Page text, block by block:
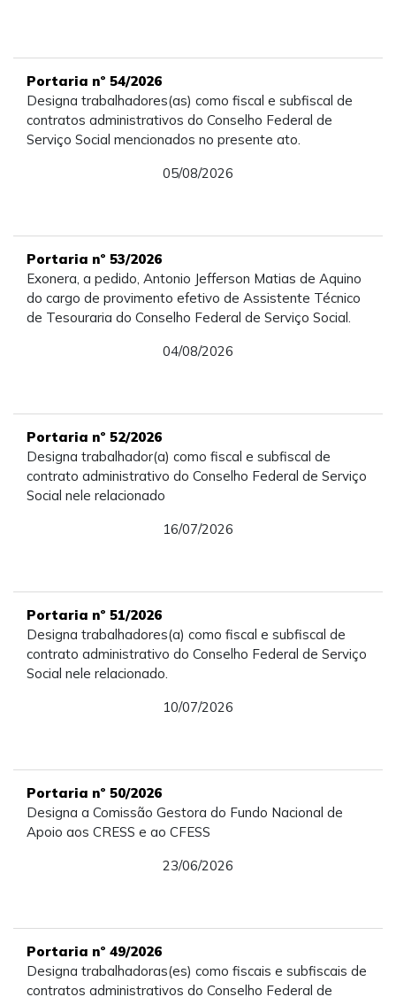
Portaria nº 54/2026
Designa trabalhadores(as) como fiscal e subfiscal de
contratos administrativos do Conselho Federal de
Serviço Social mencionados no presente ato.
05/08/2026
Portaria nº 53/2026
Exonera, a pedido, Antonio Jefferson Matias de Aquino
do cargo de provimento efetivo de Assistente Técnico
de Tesouraria do Conselho Federal de Serviço Social.
04/08/2026
Portaria nº 52/2026
Designa trabalhador(a) como fiscal e subfiscal de
contrato administrativo do Conselho Federal de Serviço
Social nele relacionado
16/07/2026
Portaria nº 51/2026
Designa trabalhadores(a) como fiscal e subfiscal de
contrato administrativo do Conselho Federal de Serviço
Social nele relacionado.
10/07/2026
Portaria nº 50/2026
Designa a Comissão Gestora do Fundo Nacional de
Apoio aos CRESS e ao CFESS
23/06/2026
Portaria nº 49/2026
Designa trabalhadoras(es) como fiscais e subfiscais de
contratos administrativos do Conselho Federal de